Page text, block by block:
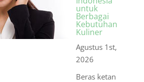
untuk
Berbagai
Kebutuhan
Kuliner
Agustus 1st,
2026
Beras ketan